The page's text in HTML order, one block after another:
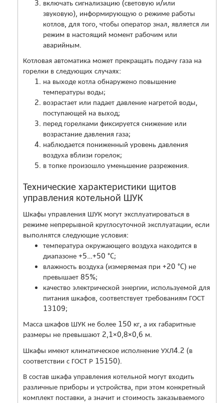
включать сигнализацию (световую и/или
звуковую), информирующую о режиме работы
котлов, для того, чтобы оператор знал, является ли
режим в настоящий момент рабочим или
аварийным.
Котловая автоматика может прекращать подачу газа на
горелки в следующих случаях:
на выходе котла обнаружено повышение
температуры воды;
возрастает или падает давление нагретой воды,
поступающей на выход;
перед горелками фиксируется снижение или
возрастание давления газа;
наблюдается пониженный уровень давления
воздуха вблизи горелок;
в топке произошло уменьшение разрежения.
Технические характеристики щитов
управления котельной ШУК
Шкафы управления ШУК могут эксплуатироваться в
режиме непрерывной круглосуточной эксплуатации, если
выполнятся следующие условия:
температура окружающего воздуха находится в
диапазоне +5…+50 °C;
влажность воздуха (измеряемая при +20 °C) не
превышает 85%;
качество электрической энергии, используемой для
питания шкафов, соответствует требованиям ГОСТ
13109;
Масса шкафов ШУК не более 150 кг, а их габаритные
размеры не превышают 2,1×0,8×0,6 м.
Шкафы имеют климатическое исполнение УХЛ4.2 (в
соответствии с ГОСТ Р 15150).
В состав шкафа управления котельной могут входить
различные приборы и устройства, при этом конкретный
комплект поставки, а значит и стоимость заказываемого